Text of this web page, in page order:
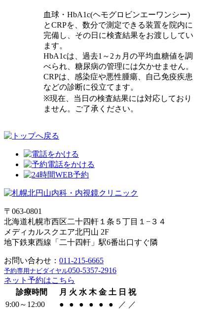
血球・HbA1c(ヘモグロビンエーワンシー)
とCRPを、数分で測定できる装置を院内に
完備し、その日に検査結果をお渡ししてい
ます。
HbA1cは、過去1～2ヵ月の平均血糖値を調
べられ、糖尿病の管理には欠かせません。
CRPは、感染症や悪性腫瘍、自己免疫疾患
などの診断に役立てます。
※現在、 当日の検査結果には対応しており
ません。ご了承ください。
〒063-0801
北海道札幌市西区二十四軒１条５丁目１−３４
メディカルスクエア北円山 2F
地下鉄東西線「二十四軒」駅6番出口すぐ隣
お問い合わせ： 011-215-6665
予約専用ナビダイヤル050-5357-2916
ネット予約はこちら
診療時間
月 火 水 木 金 土 日 祝
9:00～12:00
● ● ● ● ● ● ／ ／